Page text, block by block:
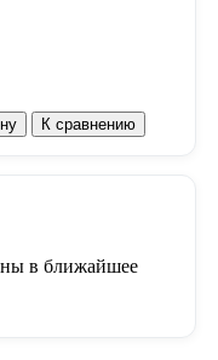
К сравнению
в ближайшее